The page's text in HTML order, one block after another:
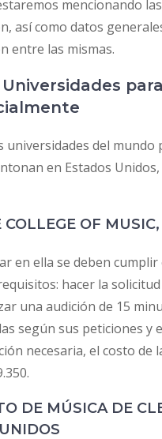
mencionando
así como datos
entre las mismas.
Universidades
universidades del mundo
en Estados
COLLEGE OF
en ella se deben cumplir
hacer la
una audición de 15
según sus peticiones y
necesaria, el costo de
DE MÚSICA DE